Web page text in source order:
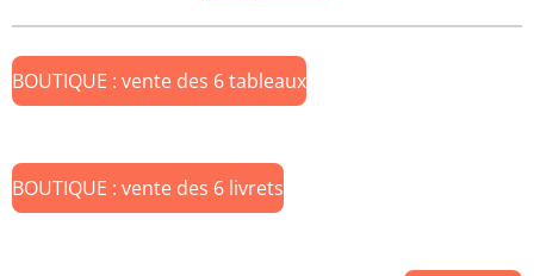
BOUTIQUE : vente des 6 tableaux
BOUTIQUE : vente des 6 livrets